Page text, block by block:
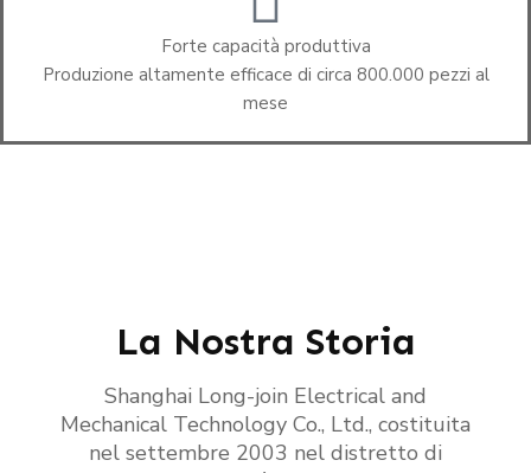
Forte capacità produttiva
Produzione altamente efficace di circa 800.000 pezzi al
mese
La Nostra Storia
Shanghai Long-join Electrical and
Mechanical Technology Co., Ltd., costituita
nel settembre 2003 nel distretto di